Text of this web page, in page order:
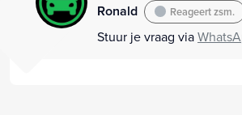
Ronald Reageert zsm.
Stuur je vraag via